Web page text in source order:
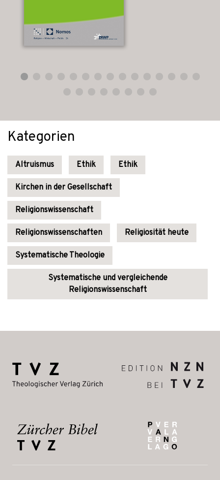
Kategorien
Altruismus Ethik Ethik
Kirchen in der Gesellschaft
Religionswissenschaft
Religionswissenschaften Religiosität heute
Systematische Theologie
Systematische und vergleichende
Religionswissenschaft